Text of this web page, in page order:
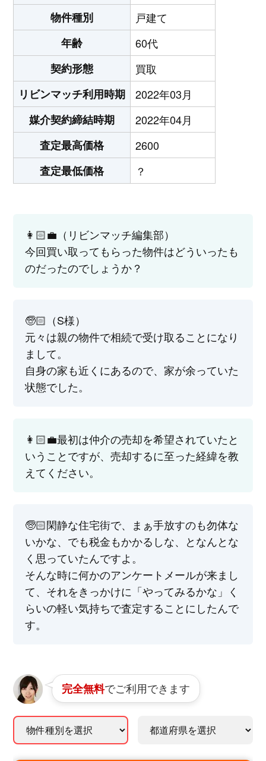
物件種別
戸建て
年齢
60代
契約形態
買取
リビンマッチ利用時期
2022年03月
媒介契約締結時期
2022年04月
査定最高価格
2600
査定最低価格
？
👩🏻‍💼（リビンマッチ編集部）
今回買い取ってもらった物件はどういったも
のだったのでしょうか？
🧓🏻（S様）
元々は親の物件で相続で受け取ることになり
まして。
自身の家も近くにあるので、家が余っていた
状態でした。
👩🏻‍💼最初は仲介の売却を希望されていたと
いうことですが、売却するに至った経緯を教
えてください。
🧓🏻閑静な住宅街で、まぁ手放すのも勿体な
いかな、でも税金もかかるしな、となんとな
く思っていたんですよ。
そんな時に何かのアンケートメールが来まし
て、それをきっかけに「やってみるかな」く
らいの軽い気持ちで査定することにしたんで
す。
完全無料でご利用できます